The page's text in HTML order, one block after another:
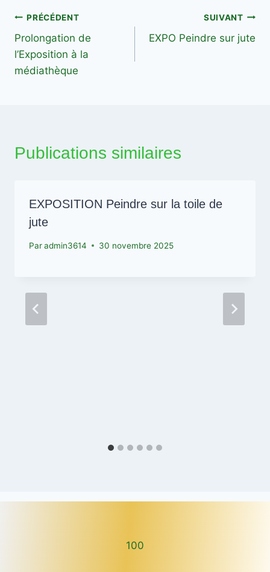
Navigation
de
l’article
PRÉCÉDENT
Prolongation de
l’Exposition à la
médiathèque
SUIVANT
EXPO Peindre sur jute
Publications similaires
EXPOSITION Peindre sur la toile de
jute
Paradmin3614 30 novembre 2025
100